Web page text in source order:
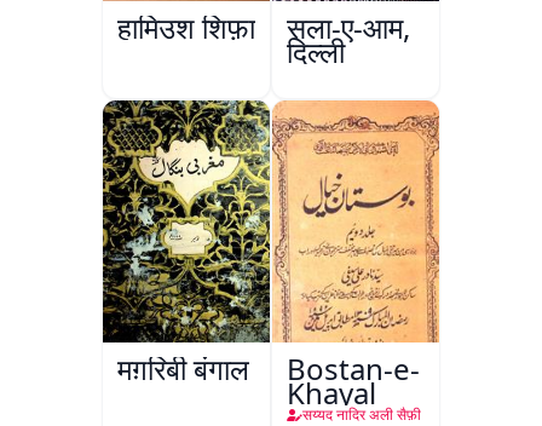
हामिउश शिफ़ा सला-ए-आम,
दिल्ली
मग़रिबी बंगाल Bostan-e-
Khayal
सय्यद नादिर अली सैफ़ी